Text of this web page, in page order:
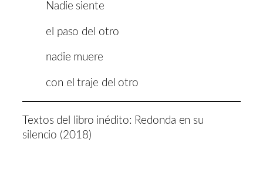
Nadie siente
el paso del otro
nadie muere
con el traje del otro
Textos del libro inédito: Redonda en su
silencio (2018)